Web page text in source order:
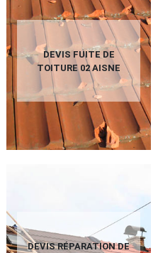
DEVIS FUITE DE
TOITURE 02 AISNE
DEVIS RÉPARATION DE